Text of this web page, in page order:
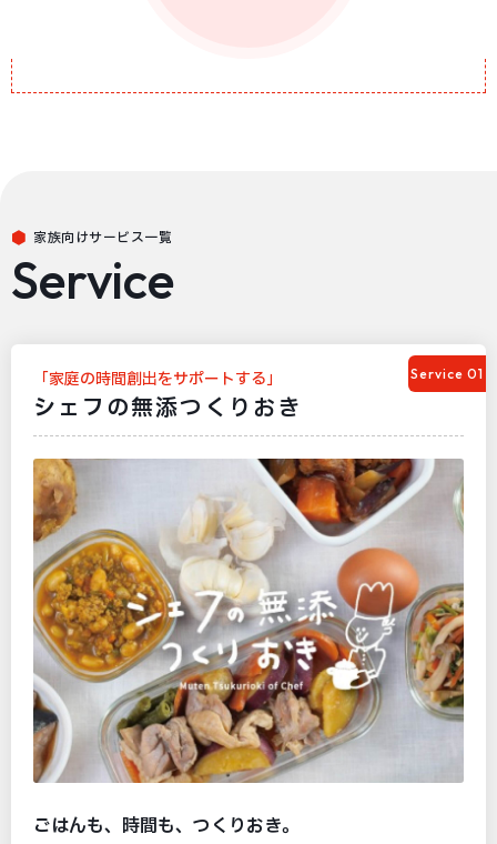
家族向けサービス一覧
Service
Service 01
「家庭の時間創出をサポートする」
シェフの無添つくりおき
ごはんも、時間も、つくりおき。